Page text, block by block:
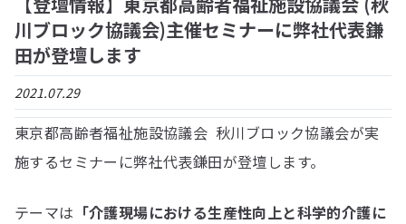
川ブロック協議会)主催セミナーに弊社代表鎌
田が登壇します
2021.07.29
東京都高齢者福祉施設協議会 秋川ブロック協議会が実
施するセミナーに弊社代表鎌田が登壇します。
テーマは 「介護現場における生産性向上と科学的介護に